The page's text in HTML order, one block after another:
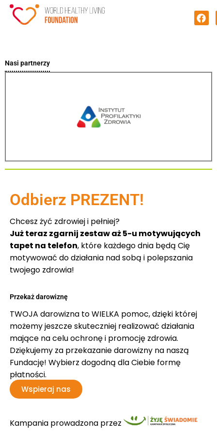
Nasi partnerzy
Odbierz PREZENT!
Chcesz żyć zdrowiej i pełniej?
Już teraz zgarnij zestaw aż 5-u motywujących
tapet na telefon, które każdego dnia będą Cię
motywować do działania nad sobą i polepszania
twojego zdrowia!
Przekaż darowiznę
TWOJA darowizna to WIELKA pomoc, dzięki której
możemy jeszcze skuteczniej realizować działania
mające na celu ochronę i promocję zdrowia.
Dziękujemy za przekazanie darowizny na naszą
Fundację! Wybierz dogodną dla Ciebie formę
płatności.
Wspieraj nas
Kampania prowadzona przez